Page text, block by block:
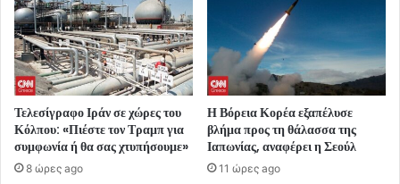
Τελεσίγραφο Ιράν σε χώρες του
Κόλπου: «Πιέστε τον Τραμπ για
συμφωνία ή θα σας χτυπήσουμε»
8 ώρες ago
Η Βόρεια Κορέα εξαπέλυσε
βλήμα προς τη θάλασσα της
Ιαπωνίας, αναφέρει η Σεούλ
11 ώρες ago